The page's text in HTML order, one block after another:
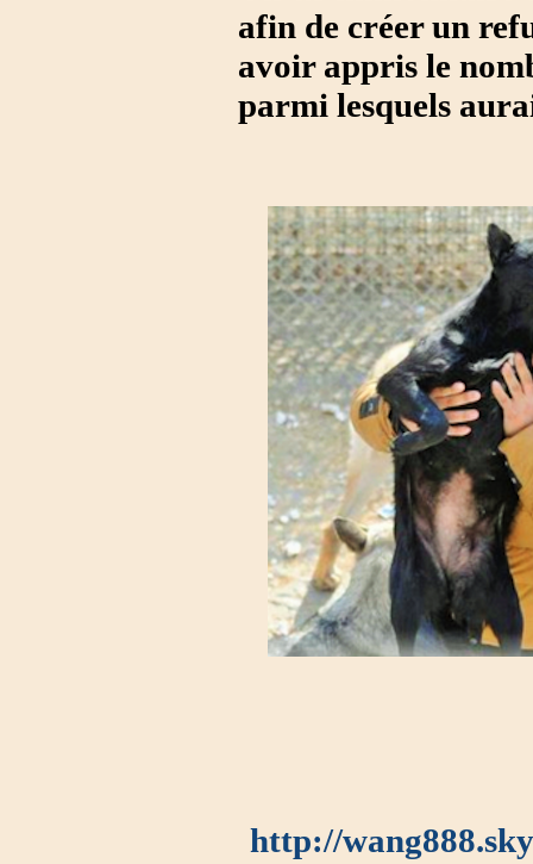
afin de créer un
avoir appris le
parmi lesquels
http://